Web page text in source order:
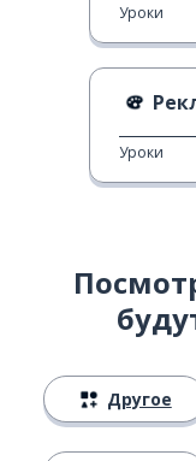
Уроки
Уроки
Другое